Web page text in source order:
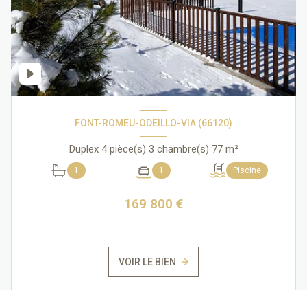
FONT-ROMEU-ODEILLO-VIA (66120)
Duplex 4 pièce(s) 3 chambre(s) 77 m²
1 1 Piscine
169 800 €
VOIR LE BIEN